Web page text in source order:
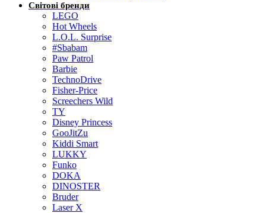
Світові бренди
LEGO
Hot Wheels
L.O.L. Surprise
#Sbabam
Paw Patrol
Barbie
TechnoDrive
Fisher-Price
Screechers Wild
TY
Disney Princess
GooJitZu
Kiddi Smart
LUKKY
Funko
DOKA
DINOSTER
Bruder
Laser X